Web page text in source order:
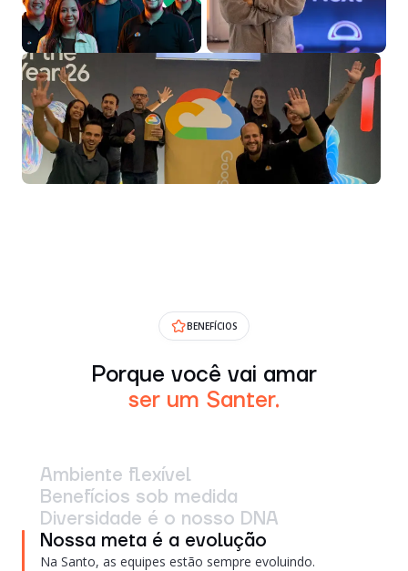
BENEFÍCIOS
Porque você vai amar
ser um Santer.
Ambiente flexível
Benefícios sob medida
Diversidade é o nosso DNA
Nossa meta é a evolução
Na Santo, as equipes estão sempre evoluindo.